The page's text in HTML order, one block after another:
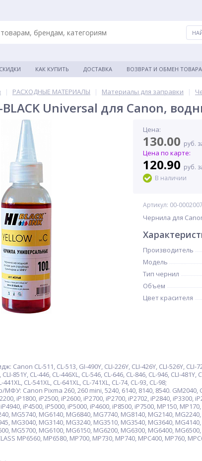
КАК КУПИТЬ ДОСТАВКА ВОЗВРАТ И ОБМЕН ТОВАРА
| РАСХОДНЫЕ МАТЕРИАЛЫ | Материалы для заправки |
Universal для Canon,
Цена:
130.00 руб.
Цена по карте:
120.90 руб.
В наличии
Артикул: 00-
Чернила для
Производитель
Модель
Тип чернил
Объем
Цвет красителя
CL-511, CL-513, GI-490Y, CLI-226Y, CLI-426Y, CLI-526Y, CLI-
851Y, CL-446, CL-446XL, CL-546, CL-646, CL-846, CL-946, CLI-
441XL, CL-541XL, CL-641XL, CL-741XL, CL-74, CL-93, CL-98;
Canon Pixma 260, 260 mini, 5240, 6140, 8140, 8540. GM2040,
iP1800, iP2500, iP2600, iP2700, iP2700, iP2702, iP2840, iP3300,
iP4500, iP5000, iP5000, iP4600, iP8500, iP7500, MP150,
MG5740, MG6140, MG6840, MG7740, MG8140, MG2140,
MG3040, MG3140, MG3240, MG3510, MG3540, MG3640,
MG5700, MG6100, MG6150, MG6200, MG6300, MG6400,
MP6560, MP6580, MP700, MP730, MP740, MPC400, MP760,